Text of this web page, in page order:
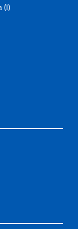
(I)